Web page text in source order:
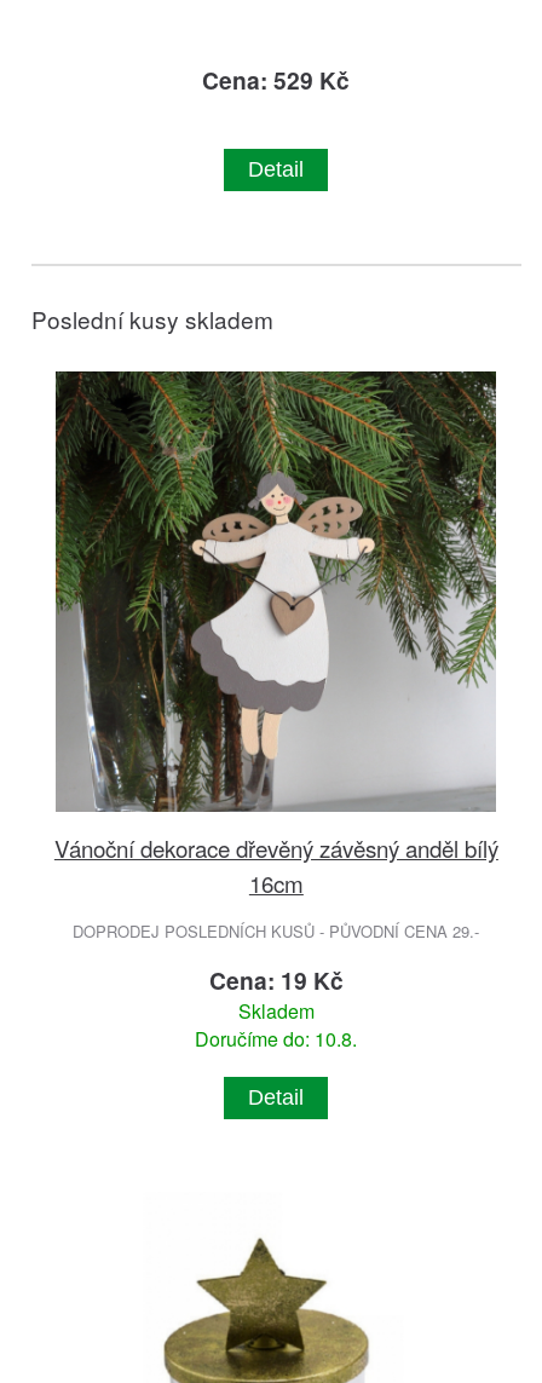
Cena: 529 Kč
Detail
Poslední kusy skladem
Vánoční dekorace dřevěný závěsný anděl bílý
16cm
DOPRODEJ POSLEDNÍCH KUSŮ - PŮVODNÍ CENA 29.-
Cena: 19 Kč
Skladem
Doručíme do: 10.8.
Detail